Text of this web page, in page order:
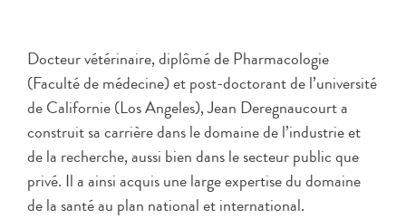
Docteur vétérinaire, diplômé de Pharmacologie
(Faculté de médecine) et post-doctorant de l’université
de Californie (Los Angeles), Jean Deregnaucourt a
construit sa carrière dans le domaine de l’industrie et
de la recherche, aussi bien dans le secteur public que
privé. Il a ainsi acquis une large expertise du domaine
de la santé au plan national et international.